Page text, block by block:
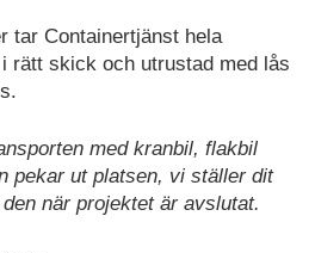
tar Containertjänst hela
rätt skick och utrustad med lås
med kranbil, flakbil
pekar ut platsen, vi ställer dit
när projektet är avslutat.